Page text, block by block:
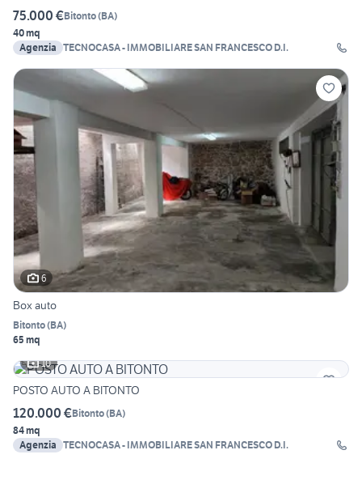
75.000 €Bitonto(BA)
40 mq
Agenzia TECNOCASA - IMMOBILIARE SAN FRANCESCO D.I.
6
Box auto
Bitonto(BA)
65 mq
10
POSTO AUTO A BITONTO
120.000 €Bitonto(BA)
84 mq
Agenzia TECNOCASA - IMMOBILIARE SAN FRANCESCO D.I.